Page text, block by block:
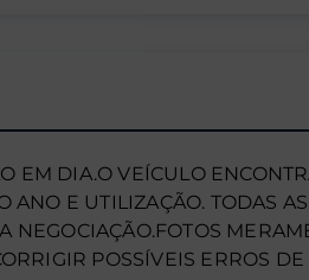
EM DIA.O VEÍCULO
ANO E UTILIZAÇÃO. TODAS
NEGOCIAÇÃO.FOTOS
POSSÍVEIS ERROS DE